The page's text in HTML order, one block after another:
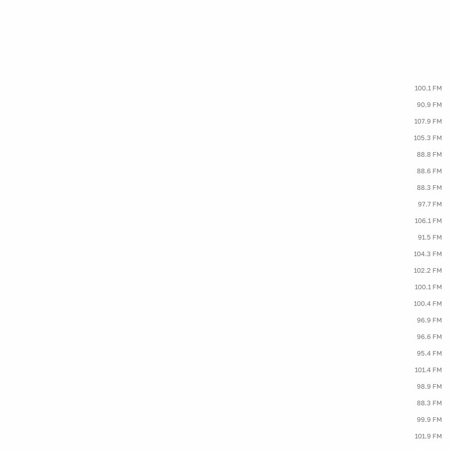
100.1 FM
90.9 FM
107.9 FM
105.3 FM
88.8 FM
88.6 FM
88.3 FM
97.7 FM
106.1 FM
91.5 FM
104.3 FM
102.2 FM
100.1 FM
100.4 FM
96.9 FM
96.6 FM
95.4 FM
101.4 FM
98.9 FM
88.3 FM
99.9 FM
101.9 FM